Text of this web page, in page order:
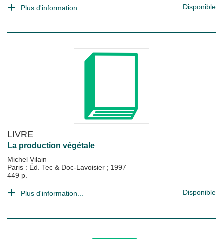
Plus d'information... Disponible
LIVRE
La production végétale
Michel Vilain
Paris : Éd. Tec & Doc-Lavoisier ; 1997
449 p.
Plus d'information... Disponible